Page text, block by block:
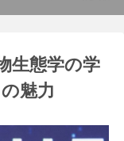
生態学の学
魅力